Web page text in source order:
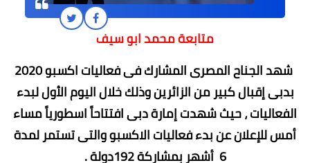
متابعة محمد ابو سيف
شهد الجناح المصرى المشارك فى فعاليات اكسبو 2020
بدبى إقبال كبير من الزائرين وذلك خلال اليوم الأول لبدء
الفعاليات ، حيث شهدت إمارة دبى افتتاحاً اسطورياً مساء
أمس للإعلان عن بدء فعاليات الاكسبو والتى تستمر لمدة
6 أشهر بمشاركة 192دولة .